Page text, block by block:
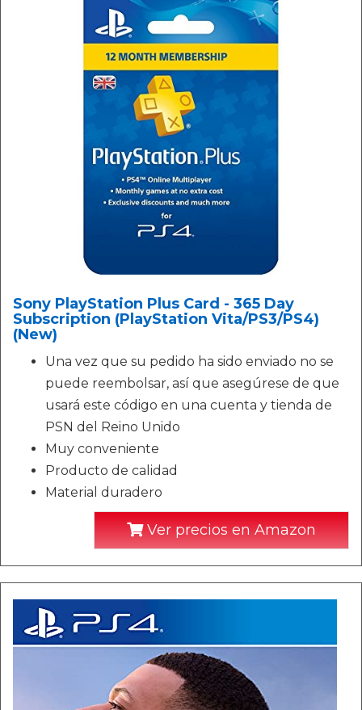
Sony PlayStation Plus Card - 365 Day
Subscription (PlayStation Vita/PS3/PS4)
(New)
Una vez que su pedido ha sido enviado no se
puede reembolsar, así que asegúrese de que
usará este código en una cuenta y tienda de
PSN del Reino Unido
Muy conveniente
Producto de calidad
Material duradero
Ver precios en Amazon